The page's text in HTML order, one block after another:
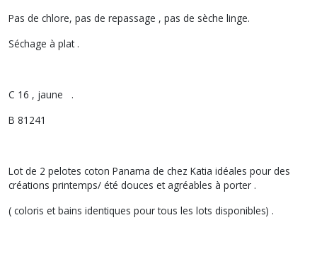
Pas de chlore, pas de repassage , pas de sèche linge.
Séchage à plat .
C 16 , jaune .
B 81241
Lot de 2 pelotes coton Panama de chez Katia idéales pour des
créations printemps/ été douces et agréables à porter .
( coloris et bains identiques pour tous les lots disponibles) .